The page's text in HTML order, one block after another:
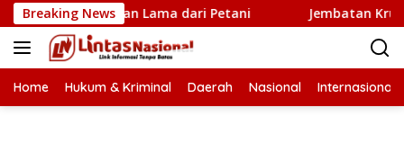
Langsung
ke
konten
Breaking News
Penantian Lama dari Petani Jembatan Krueng
Home Hukum & Kriminal Daerah Nasional Internasional